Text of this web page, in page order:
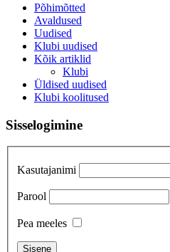
Põhimõtted
Avaldused
Uudised
Klubi uudised
Kõik artiklid
Klubi
Üldised uudised
Klubi koolitused
Sisselogimine
Kasutajanimi
Parool
Pea meeles